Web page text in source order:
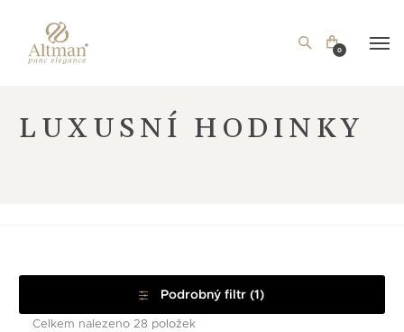
0
LUXUSNÍ HODINKY
Podrobný filtr (1)
Celkem nalezeno 28 položek